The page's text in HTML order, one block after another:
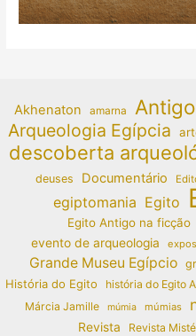
Akhenaton amarna
Arqueologia Egípcia
descoberta
deuses Documentário
egiptomania Egito
Egito Antigo na ficção
evento de arqueologia
Grande Museu Egípcio
História do Egito
história do Egito
Márcia Jamille múmia múmias
Revista
Revista